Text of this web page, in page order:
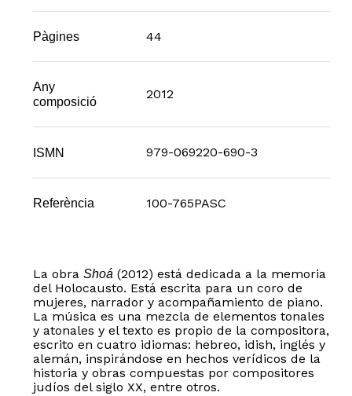
Pàgines 44
Any
composició
2012
ISMN 979-069220-690-3
Referència 100-765PASC
La obra Shoá(2012) está dedicada a la memoria
del Holocausto. Está escrita para un coro de
mujeres, narrador y acompañamiento de piano.
La música es una mezcla de elementos tonales
y atonales y el texto es propio de la compositora,
escrito en cuatro idiomas: hebreo, idish, inglés y
alemán, inspirándose en hechos verídicos de la
historia y obras compuestas por compositores
judíos del siglo XX, entre otros.